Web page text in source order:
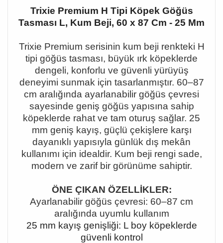
Trixie Premium H Tipi Köpek Göğüs
Tasması L, Kum Beji, 60 x 87 Cm - 25 Mm
Trixie Premium serisinin kum beji renkteki H
tipi göğüs tasması, büyük ırk köpeklerde
dengeli, konforlu ve güvenli yürüyüş
deneyimi sunmak için tasarlanmıştır. 60–87
cm aral ığında ayarlanabilir göğüs çevresi
sayesinde geniş göğüs yapısına sahip
köpeklerde rahat ve tam oturuş sağlar. 25
mm geniş kayış, güçlü çekişlere karşı
dayanıklı yapısıyla günlük dış mekân
kullanımı için idealdir. Kum beji rengi sade,
modern ve zarif bir görünüme sahiptir.
ÖNE ÇIKAN ÖZELLİKLER:
Ayarlanabilir göğüs çevresi: 60–87 cm
aral ığında uyumlu kullanım
25 mm kayış genişliği: L boy köpeklerde
güvenli kontrol